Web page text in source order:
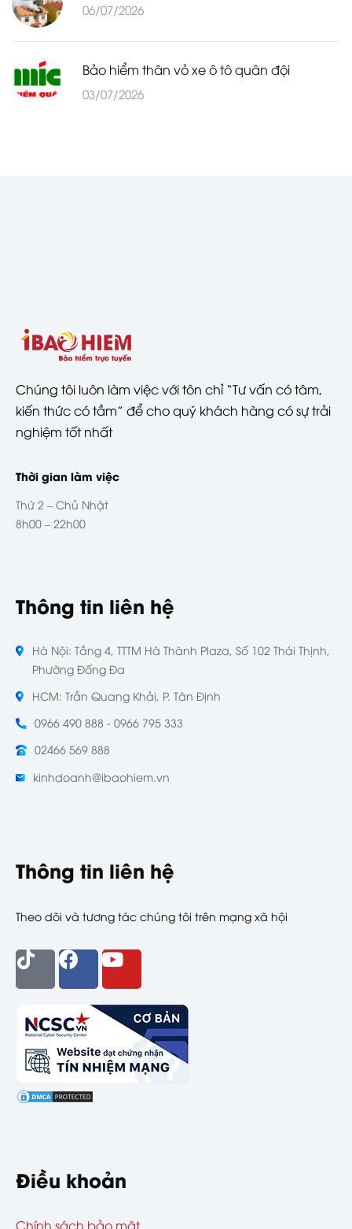
06/07/2026
Bảo hiểm thân vỏ xe ô tô quân đội
03/07/2026
Chúng tôi luôn làm việc với tôn chỉ “Tư vấn có tâm,
kiến thức có tầm” để cho quý khách hàng có sự trải
nghiệm tốt nhất
Thời gian làm việc
Thứ 2 – Chủ Nhật
8h00 – 22h00
Thông tin liên hệ
Hà Nội: Tầng 4, TTTM Hà Thành Plaza, Số 102 Thái Thịnh,
Phường Đống Đa
HCM: Trần Quang Khải, P. Tân Định
0966 490 888 - 0966 795 333
02466 569 888
kinhdoanh@ibaohiem.vn
Thông tin liên hệ
Theo dõi và tương tác chúng tôi trên mạng xã hội
Điều khoản
Chính sách bảo mật